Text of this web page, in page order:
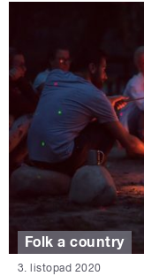
Folk a country
3. listopad 2020